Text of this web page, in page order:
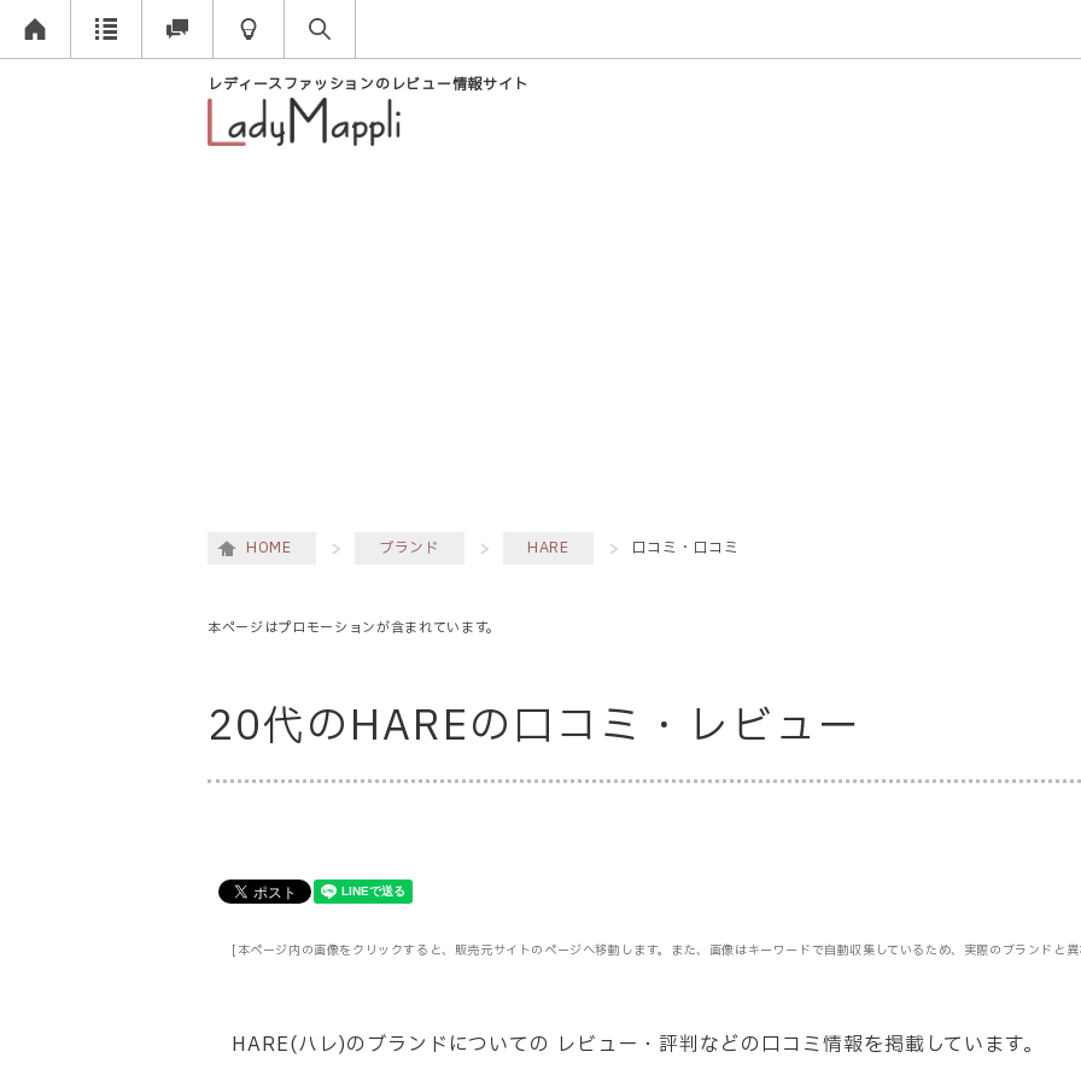
レディースファッションのレビュー情報サイト
HOME ブランド HARE 口コミ・口コミ
本ページはプロモーションが含まれています。
20代のHAREの口コミ・レビュー
[本ページ内の画像をクリックすると、販売元サイトのページへ移動します。また、画像はキーワードで自動収集しているため、実際のブランドと
HARE(ハレ)のブランドについての レビュー・評判などの口コミ情報を掲載しています。